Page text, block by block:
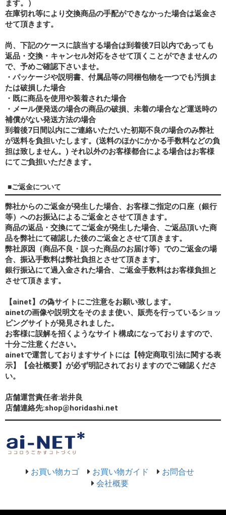
ます。）
在庫切れ等により交換商品の手配ができなかった場合は返金さ
せて頂きます。
尚、下記のケースに該当する場合は到着後7日以内であっても
返品・交換・キャンセル対応をさせて頂くことができませんの
で、予めご確認下さいませ。
・パッケージや説明書、付属品等の同梱包物を一つでも汚損ま
たは破損した場合
・既に商品を使用や装着された場合
・メール便発送の場合の商品の破損、未着の場合など運送時の
補償がない発送方法の場合
到着後7日間以内にご連絡いただいた初期不良の場合のみ弊社
が送料を負担いたします。(送料のほかにかかる手数料などの負
担は致しません。) それ以外のお客様都合による場合はお客様
にてご負担いただきます。
■ご返金について
弊社からのご返金が発生した場合、お客様ご指定の口座（銀行
等）へのお振込によるご返金とさせて頂きます。
商品の返品・交換にてご返金が発生した場合、ご返品頂いた商
品を弊社にて確認した後のご返金とさせて頂きます。
弊社原因（商品不良・誤った商品のお届け等）でのご返金の場
合、振込手数料は弊社負担とさせて頂きます。
銀行振込にて過入金された場合、ご返金手数料はお客様負担と
させて頂きます。
【ainet】の偽サイトにご注意をお願い致します。
ainetの画像や説明文をそのまま使い、販売を行っているショッ
ピングサイトが発見されました。
お客様に誤解を招くようなサイト構成になっておりますので、
十分ご注意ください。
ainetで運営しておりますサイトには【特定商取引法に関する表
示】【会社概要】が必ず明記されておりますのでご確認くださ
い。
店舗運営責任者:岩井良
店舗連絡先:shop@horidashi.net
お買い物カゴ お買い物ガイド
お問合せ
会社概要